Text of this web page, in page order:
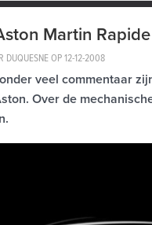
Martin Rapide
DUQUESNE OP12-12-2008
veel commentaar
Over de